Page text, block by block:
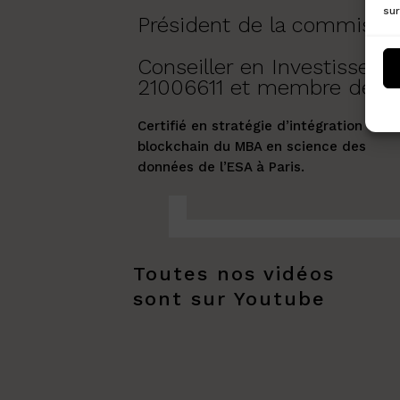
Président de la
Conseiller en
21006611 et membre de
Certifié en stratégie d’intégration de la
blockchain du MBA en science des
données de l’ESA à Paris.
Toutes nos vidéos
sont sur Youtube